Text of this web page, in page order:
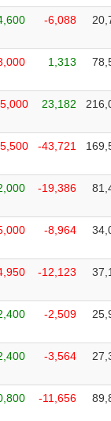
-6,088
1,313
23,182
-43,721
-19,386
-8,964
-12,123
-2,509
-3,564
-11,656
quỹ Chứng
Cổ đông lớn